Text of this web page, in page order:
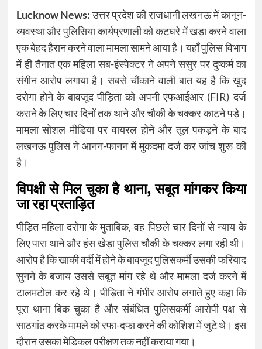
Lucknow News:उत्तर प्रदेश की राजधानी लखनऊ में कानून-
व्यवस्था और पुलिसिया कार्यप्रणाली को कटघरे में खड़ा करने वाला
एक बेहद हैरान करने वाला मामला सामने आया है। यहाँ पुलिस विभाग
में ही तैनात एक महिला सब-इंस्पेक्टर ने अपने ससुर पर दुष्कर्म का
संगीन आरोप लगाया है। सबसे चौंकाने वाली बात यह है कि खुद
दरोगा होने के बावजूद पीड़िता को अपनी एफआईआर (FIR) दर्ज
कराने के लिए चार दिनों तक थाने और चौकी के चक्कर काटने पड़े।
मामला सोशल मीडिया पर वायरल होने और तूल पकड़ने के बाद
लखनऊ पुलिस ने आनन-फानन में मुकदमा दर्ज कर जांच शुरू की
है।
विपक्षी से मिल चुका है थाना, सबूत मांगकर किया
जा रहा प्रताड़ित
पीड़ित महिला दरोगा के मुताबिक, वह पिछले चार दिनों से न्याय के
लिए पारा थाने और हंस खेड़ा पुलिस चौकी के चक्कर लगा रही थी।
आरोप है कि खाकी वर्दी में होने के बावजूद पुलिसकर्मी उसकी फरियाद
सुनने के बजाय उससे सबूत मांग रहे थे और मामला दर्ज करने में
टालमटोल कर रहे थे। पीड़िता ने गंभीर आरोप लगाते हुए कहा कि
पूरा थाना बिक चुका है और संबंधित पुलिसकर्मी आरोपी पक्ष से
साठगांठ करके मामले को रफा-दफा करने की कोशिश में जुटे थे। इस
दौरान उसका मेडिकल परीक्षण तक नहीं कराया गया।